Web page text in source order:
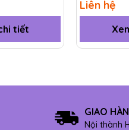
tiết
Liên hệ
GIAO
Nội thành